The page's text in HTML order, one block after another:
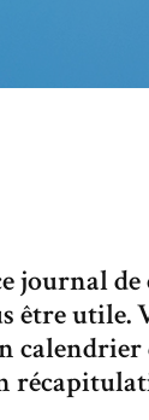
journal
être utile.